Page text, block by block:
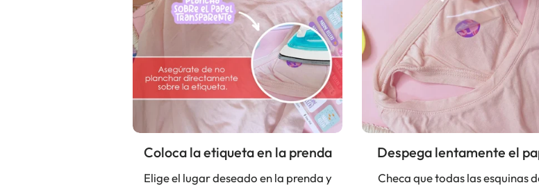
Coloca la etiqueta en la prenda
Elige el lugar deseado en la prenda y
Despega lentamente el
Checa que todas las esquinas